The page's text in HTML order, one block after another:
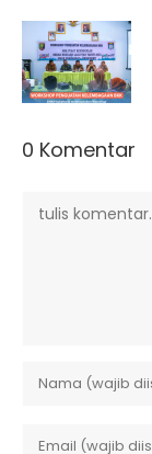
0 Komentar